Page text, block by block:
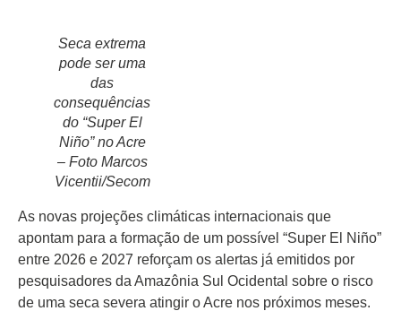
Economia
Atos Oficiais
Atualidades
Especiais
Gastronomia
Seca extrema
pode ser uma
das
consequências
do “Super El
Niño” no Acre
– Foto Marcos
Vicentii/Secom
As novas projeções climáticas internacionais que
apontam para a formação de um possível “Super El Niño”
entre 2026 e 2027 reforçam os alertas já emitidos por
pesquisadores da Amazônia Sul Ocidental sobre o risco
de uma seca severa atingir o Acre nos próximos meses.